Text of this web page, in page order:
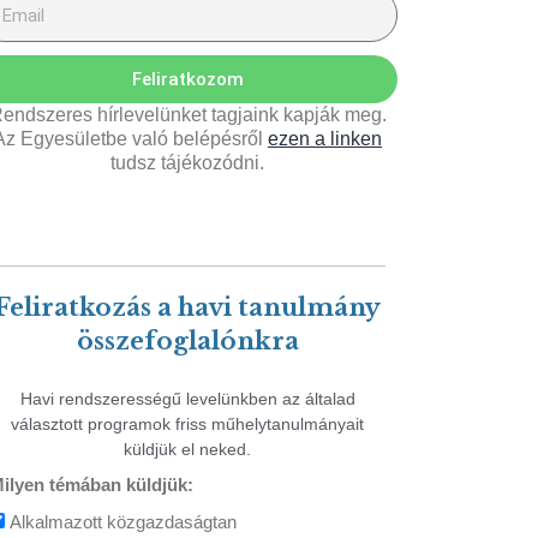
Feliratkozom
hírlevelünket tagjaink kapják meg.
Egyesületbe való belépésről ezen a linken
tudsz tájékozódni.
a havi tanulmány
összefoglalónkra
Havi rendszerességű levelünkben az általad
választott programok friss műhelytanulmányait
küldjük el neked.
témában küldjük:
Alkalmazott közgazdaságtan